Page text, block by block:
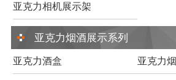
亚克力相机展示架
亚克力烟酒展示系列
亚克力酒盒 亚克力